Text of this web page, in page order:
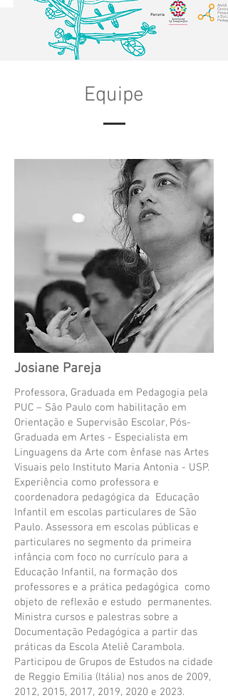
Equipe
Josiane Pareja
Professora, Graduada em Pedagogia pela
PUC – São Paulo com habilitação em
Orientação e Supervisão Escolar, Pós-
Graduada em Artes - Especialista em
Linguagens da Arte com ênfase nas Artes
Visuais pelo Instituto Maria Antonia - USP.
Experiência como professora e
coordenadora pedagógica da Educação
Infantil em escolas particulares de São
Paulo. Assessora em escolas públicas e
particulares no segmento da primeira
infância com foco no currículo para a
Educação Infantil, na formação dos
professores e a prática pedagógica como
objeto de reflexão e estudo permanentes.
Ministra cursos e palestras sobre a
Documentação Pedagógica a partir das
práticas da Escola Ateliê Carambola.
Participou de Grupos de Estudos na cidade
de Reggio Emilia (Itália) nos anos de 2009,
2012, 2015, 2017, 2019, 2020 e 2023.